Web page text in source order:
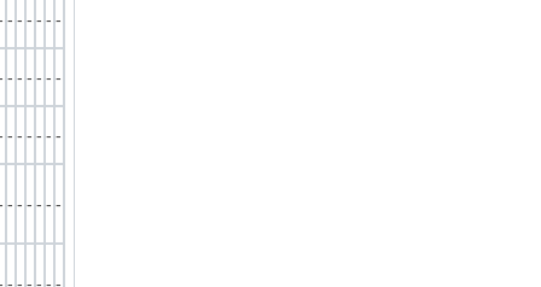
- - - - - -
- - - - - -
- - - - - -
- - - - - -